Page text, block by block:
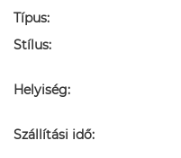
Típus:
Stílus:
Helyiség:
Szállítási idő: